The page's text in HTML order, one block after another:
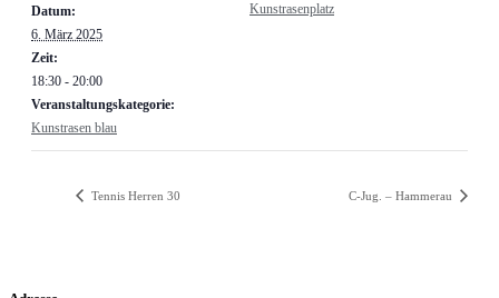
Datum:
6. März 2025
Zeit:
18:30 - 20:00
Veranstaltungskategorie:
Kunstrasen blau
Kunstrasenplatz
Tennis Herren 30 C-Jug. – Hammerau